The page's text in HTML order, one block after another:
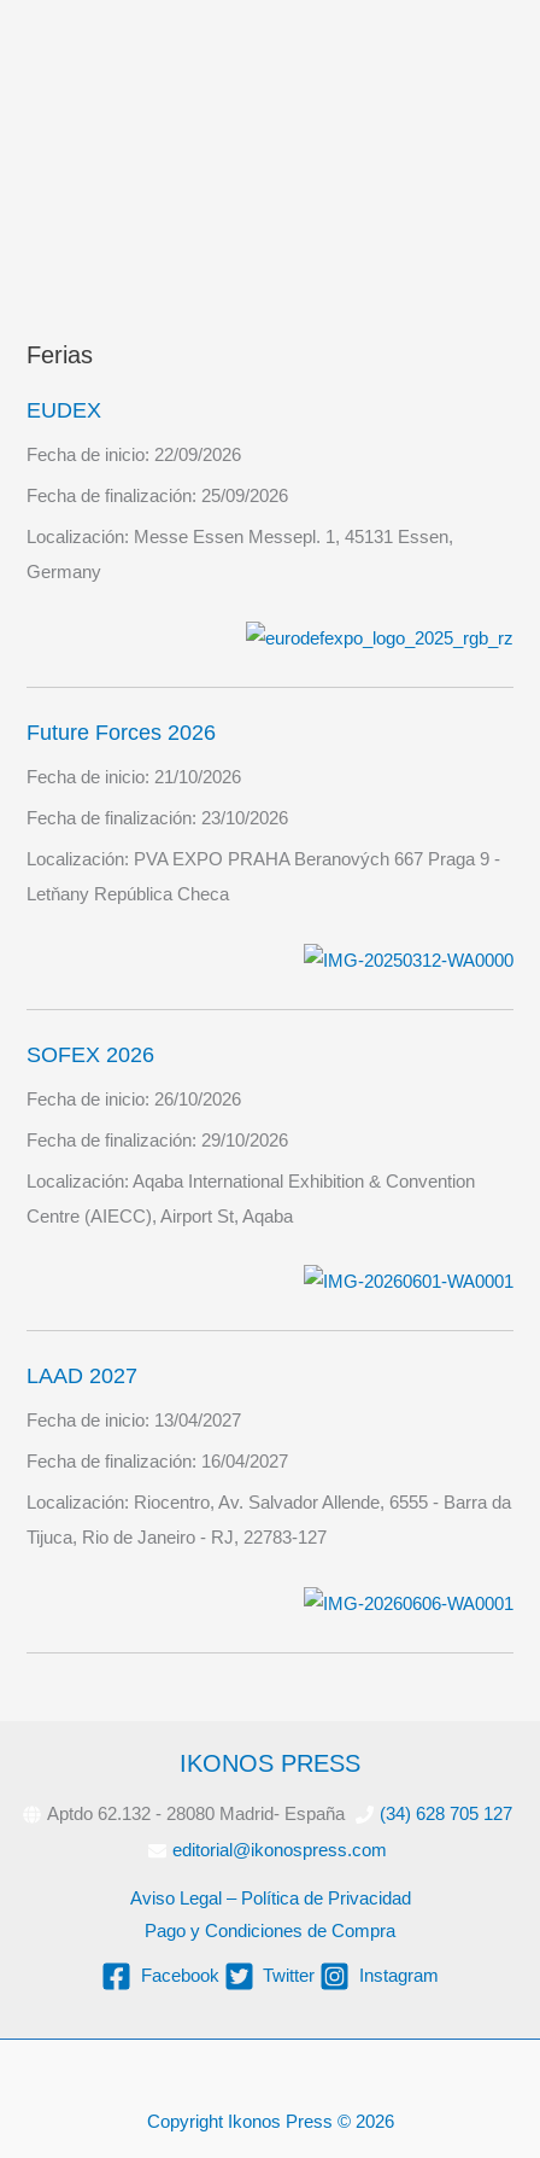
Ferias
EUDEX
Fecha de inicio:22/09/2026
Fecha de finalización:25/09/2026
Localización: Messe Essen Messepl. 1, 45131 Essen,
Germany
Future Forces 2026
Fecha de inicio: 21/10/2026
Fecha de finalización: 23/10/2026
Localización: PVA EXPO PRAHA Beranových 667 Praga 9 -
Letňany República Checa
SOFEX 2026
Fecha de inicio: 26/10/2026
Fecha de finalización: 29/10/2026
Localización:Aqaba International Exhibition & Convention
Centre (AIECC), Airport St, Aqaba
LAAD 2027
Fecha de inicio: 13/04/2027
Fecha de finalización: 16/04/2027
Localización: Riocentro, Av. Salvador Allende, 6555 - Barra da
Tijuca, Rio de Janeiro - RJ, 22783-127
IKONOS PRESS
Aptdo 62.132 - 28080 Madrid- España
(34) 628 705 127
editorial@ikonospress.com
Aviso Legal – Política de Privacidad
Pago y Condiciones de Compra
Facebook Twitter Instagram
Copyright Ikonos Press © 2026